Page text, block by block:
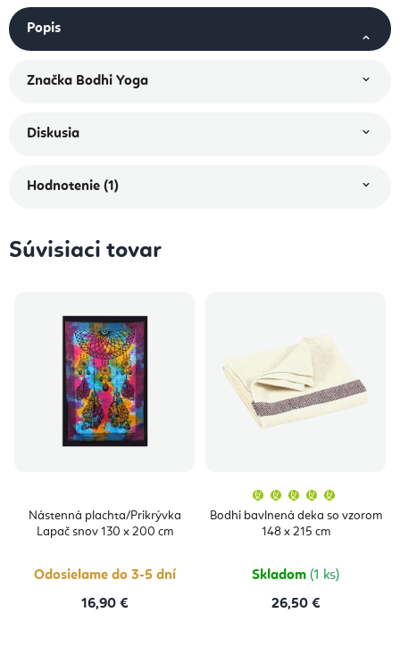
Popis
Značka Bodhi Yoga
Diskusia
Hodnotenie (1)
Súvisiaci tovar
Nástenná plachta/Prikrývka
Lapač snov 130 x 200 cm
Odosielame do 3-5 dní
16,90 €
Bodhi bavlnená deka so vzorom
148 x 215 cm
produktu
je
Skladom (1 ks)
26,50 €